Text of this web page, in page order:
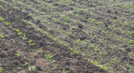
Sivas
Tekirdağ
Tokat